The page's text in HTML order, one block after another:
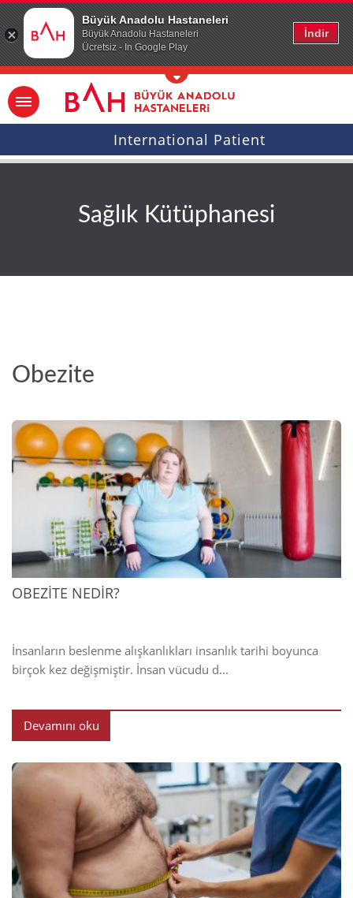
Büyük Anadolu Hastaneleri
Büyük Anadolu Hastaneleri
Ücretsiz - In Google Play
İndir
Ana icerige atla
International Patient
Sağlık Kütüphanesi
Obezite
OBEZİTE NEDİR?
İnsanların beslenme alışkanlıkları insanlık tarihi boyunca
birçok kez değişmiştir. İnsan vücudu d...
Devamını oku
2025